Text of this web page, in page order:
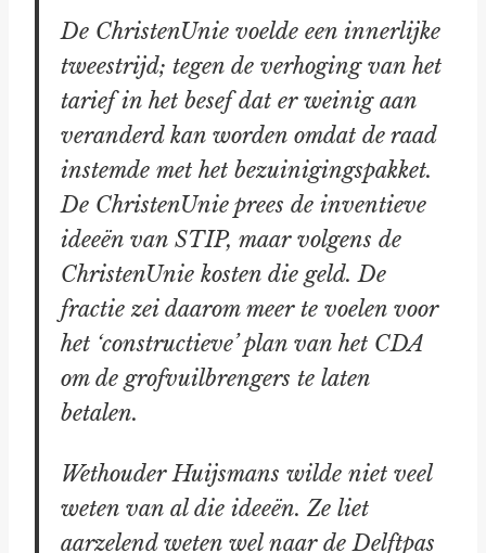
De ChristenUnie voelde een innerlijke
tweestrijd; tegen de verhoging van het
tarief in het besef dat er weinig aan
veranderd kan worden omdat de raad
instemde met het bezuinigingspakket.
De ChristenUnie prees de inventieve
ideeën van STIP, maar volgens de
ChristenUnie kosten die geld. De
fractie zei daarom meer te voelen voor
het ‘constructieve’ plan van het CDA
om de grofvuilbrengers te laten
betalen.
Wethouder Huijsmans wilde niet veel
weten van al die ideeën. Ze liet
aarzelend weten wel naar de Delftpas